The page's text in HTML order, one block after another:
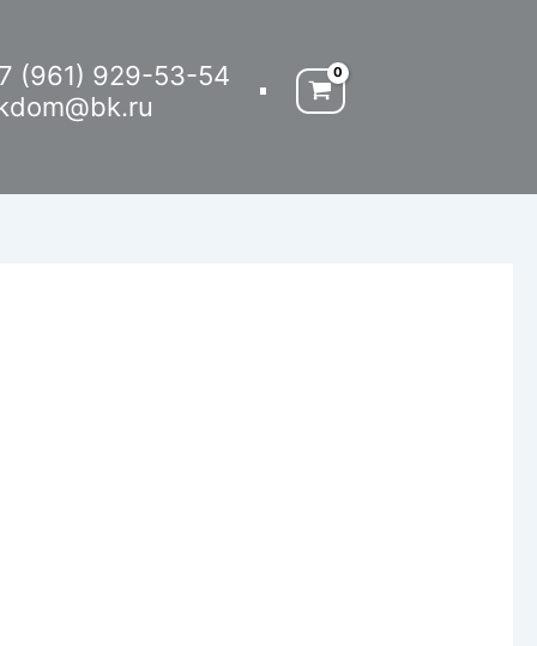
(961) 929-53-54